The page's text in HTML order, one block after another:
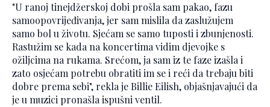
"U ranoj tinejdžerskoj dobi prošla sam pakao, fazu
samoopovrijeđivanja, jer sam mislila da zaslužujem
samo bol u životu. Sjećam se samo tuposti i zbunjenosti.
Rastužim se kada na koncertima vidim djevojke s
ožiljcima na rukama. Srećom, ja sam iz te faze izašla i
zato osjećam potrebu obratiti im se i reći da trebaju biti
dobre prema sebi", rekla je Billie Eilish, objašnjavajući da
je u muzici pronašla ispušni ventil.